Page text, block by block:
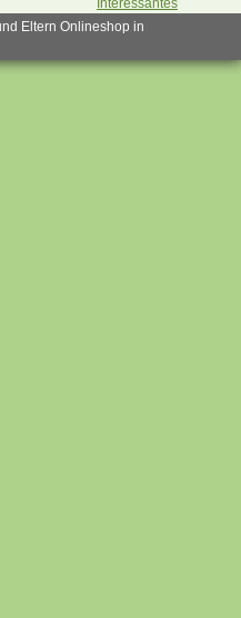
Interessantes
Eltern Onlineshop in